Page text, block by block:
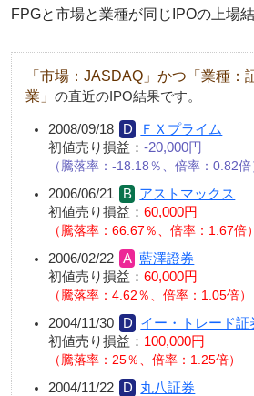
FPGと市場と業種が同じIPOの上場結
「市場：JASDAQ」かつ「業種：
業」 の直近のIPO結果です。
2008/09/18
ＦＸプライム
初値売り損益： -20,000円
騰落率：-18.18％、倍率：0.82倍
2006/06/21
アストマックス
初値売り損益： 60,000円
騰落率：66.67％、倍率：1.67倍
2006/02/22
藍澤證券
初値売り損益： 60,000円
騰落率：4.62％、倍率：1.05倍
2004/11/30
イー・トレード証
初値売り損益： 100,000円
騰落率：25％、倍率：1.25倍
2004/11/22
丸八証券